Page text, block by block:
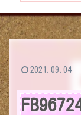
2021.09.04